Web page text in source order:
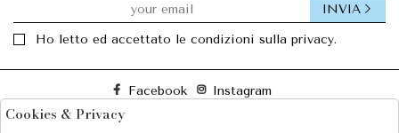
Ho letto ed accettato le condizioni sulla privacy.
INVIA
Facebook Instagram
Cookies & Privacy